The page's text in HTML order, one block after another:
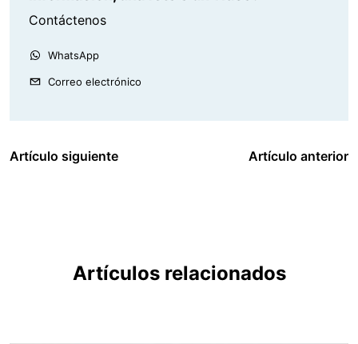
Contáctenos
WhatsApp
Correo electrónico
Artículo siguiente Artículo anterior
Artículos relacionados